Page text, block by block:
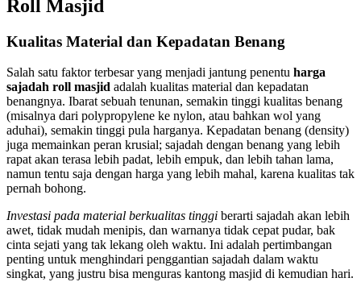
Roll Masjid
Kualitas Material dan Kepadatan Benang
Salah satu faktor terbesar yang menjadi jantung penentu harga
sajadah roll masjid adalah kualitas material dan kepadatan
benangnya. Ibarat sebuah tenunan, semakin tinggi kualitas benang
(misalnya dari polypropylene ke nylon, atau bahkan wol yang
aduhai), semakin tinggi pula harganya. Kepadatan benang (density)
juga memainkan peran krusial; sajadah dengan benang yang lebih
rapat akan terasa lebih padat, lebih empuk, dan lebih tahan lama,
namun tentu saja dengan harga yang lebih mahal, karena kualitas tak
pernah bohong.
Investasi pada material berkualitas tinggi berarti sajadah akan lebih
awet, tidak mudah menipis, dan warnanya tidak cepat pudar, bak
cinta sejati yang tak lekang oleh waktu. Ini adalah pertimbangan
penting untuk menghindari penggantian sajadah dalam waktu
singkat, yang justru bisa menguras kantong masjid di kemudian hari.